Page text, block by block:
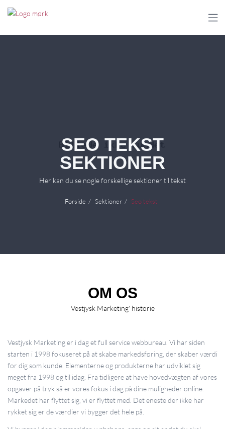

SEO TEKST
SEKTIONER
Her kan du se nogle forskellige sektioner til tekst
Forside Sektioner Seo tekst
OM OS
Vestjysk Marketing' historie
Vestjysk Marketing er i dag et full service webbureau. Vi har siden
starten i 1998 fokuseret på at skabe markedsføring, der skaber værdi
for dig som kunde. Elementerne og produkterne har udviklet sig
meget fra 1998 og til idag. Fra tidligere at have hovedvægten af vores
opgaver på tryk så er vores fokus i dag på dine muligheder online.
Markedet har flyttet sig, vi er flyttet med. Det eneste der ikke har
rykket sig er de værdier vi bygger det hele på.